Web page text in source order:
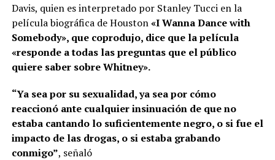
Davis, quien es interpretado por Stanley Tucci en la
película biográfica de Houston«I Wanna Dance with
Somebody», que coprodujo, dice que la película
«responde a todas las preguntas que el público
quiere saber sobre Whitney».
“Ya sea por su sexualidad, ya sea por cómo
reaccionó ante cualquier insinuación de que no
estaba cantando lo suficientemente negro, o si fue el
impacto de las drogas, o si estaba grabando
conmigo”, señaló